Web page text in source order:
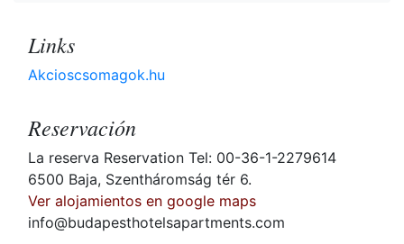
Links
Akcioscsomagok.hu
Reservación
La reserva Reservation Tel: 00-36-1-2279614
6500 Baja, Szentháromság tér 6.
Ver alojamientos en google maps
info@budapesthotelsapartments.com